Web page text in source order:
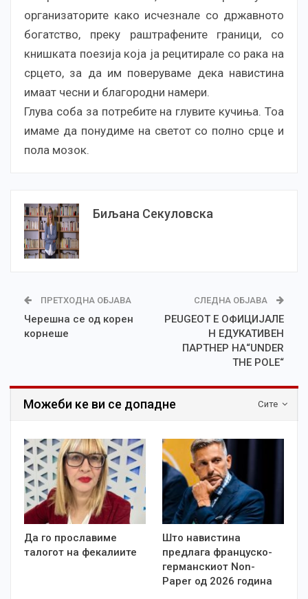
организаторите како исчезнале со државното
богатство, преку раштрафените граници, со
книшката поезија која ја рецитирале со рака на
срцето, за да им поверуваме дека навистина
имаат чесни и благородни намери.
Глува соба за потребите на глувите кучиња. Тоа
имаме да понудиме на светот со полно срце и
пола мозок.
Биљана Секуловска
ПРЕТХОДНА ОБЈАВА
Черешна се од корен
корнеше
СЛЕДНА ОБЈАВА
PEUGEOT Е OФИЦИЈАЛЕ
Н ЕДУКАТИВЕН
ПАРТНЕР НА“UNDER
THE POLE“
Сите
Можеби ке ви се допадне
Да го прославиме
талогот на фекалиите
Што навистина
предлага француско-
германскиот Non-
Paper од 2026 година